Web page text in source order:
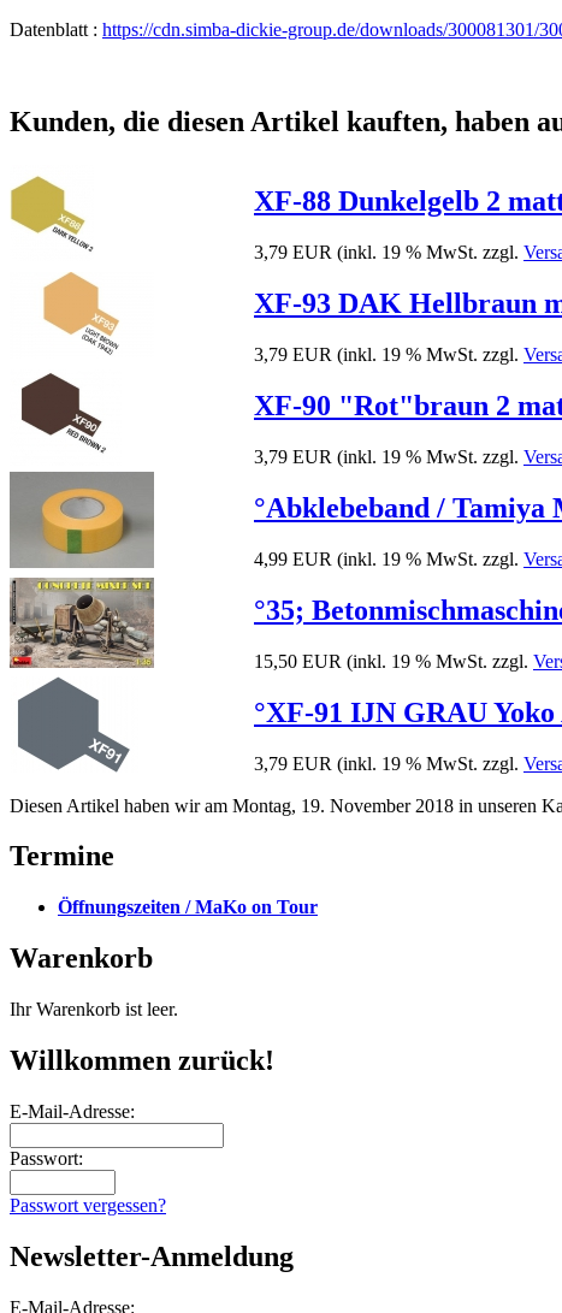
Datenblatt : https://cdn.simba-dickie-group.de/downloads/
Kunden, die diesen Artikel kauften, haben
XF-88 Dunkelgelb 2
3,79 EUR (inkl. 19 % MwSt. zzgl.
XF-93 DAK Hellbraun
3,79 EUR (inkl. 19 % MwSt. zzgl.
XF-90 "Rot"braun 2
3,79 EUR (inkl. 19 % MwSt. zzgl.
°Abklebeband / Tamiya
4,99 EUR (inkl. 19 % MwSt. zzgl.
°35;
15,50 EUR (inkl. 19 % MwSt. zzgl.
°XF-91 IJN GRAU
3,79 EUR (inkl. 19 % MwSt. zzgl.
Diesen Artikel haben wir am Montag, 19. November 2018 in unseren
Termine
Öffnungszeiten / MaKo on Tour
Warenkorb
Ihr Warenkorb ist leer.
Willkommen zurück!
E-Mail-Adresse:
Passwort:
Passwort vergessen?
Newsletter-Anmeldung
E-Mail-Adresse: